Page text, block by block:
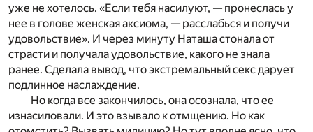
уже не хотелось. «Если тебя насилуют, — пронеслась у
нее в голове женская аксиома, — расслабься и получи
удовольствие». И через минуту Наташа стонала от
страсти и получала удовольствие, какого не знала
ранее. Сделала вывод, что экстремальный секс дарует
подлинное наслаждение.
Но когда все закончилось, она осознала, что ее
изнасиловали. И это взывало к отмщению. Но как